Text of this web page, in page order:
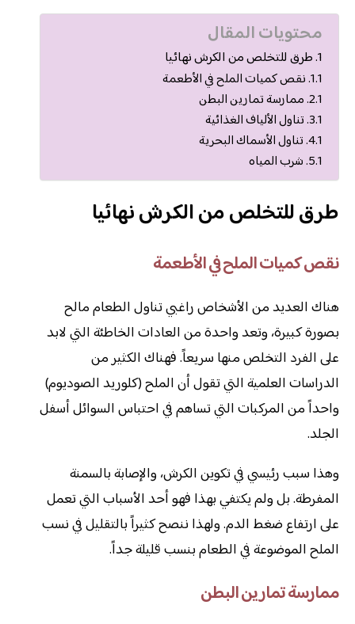
محتويات المقال
طرق للتخلص من الكرش نهائيا
نقص كميات الملح في الأطعمة
ممارسة تمارين البطن
تناول الألياف الغذائية
تناول الأسماك البحرية
شرب المياه
طرق للتخلص من الكرش نهائيا
نقص كميات الملح في الأطعمة
هناك العديد من الأشخاص راغبي تناول الطعام مالح
بصورة كبيرة، وتعد واحدة من العادات الخاطئة التي لابد
على الفرد التخلص منها سريعاً. فهناك الكثير من
الدراسات العلمية التي تقول أن الملح (كلوريد الصوديوم)
واحداً من المركبات التي تساهم في احتباس السوائل أسفل
الجلد.
وهذا سبب رئيسي في تكوين الكرش، والإصابة بالسمنة
المفرطة. بل ولم يكتفي بهذا فهو أحد الأسباب التي تعمل
على ارتفاع ضغط الدم. ولهذا ننصح كثيراً بالتقليل في نسب
الملح الموضوعة في الطعام بنسب قليلة جداً.
ممارسة تمارين البطن